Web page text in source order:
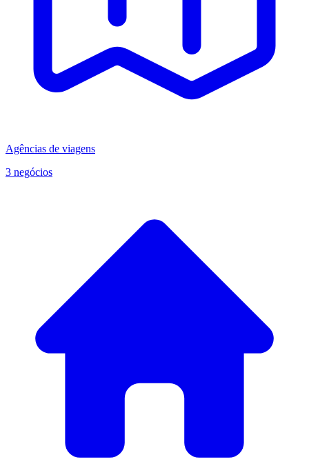
Agências de viagens
3 negócios